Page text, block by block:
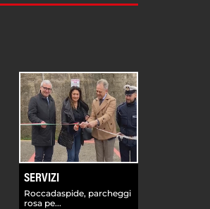
SERVIZI
Roccadaspide, parcheggi
rosa pe...